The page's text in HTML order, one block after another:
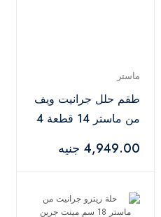
ماستر
طقم حلل جرانيت ويف
من ماستر 14 قطعة 4
4,949.00 جنيه